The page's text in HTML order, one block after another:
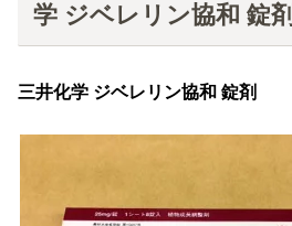
学 ジベレリン協和 錠剤
三井化学 ジベレリン協和 錠剤